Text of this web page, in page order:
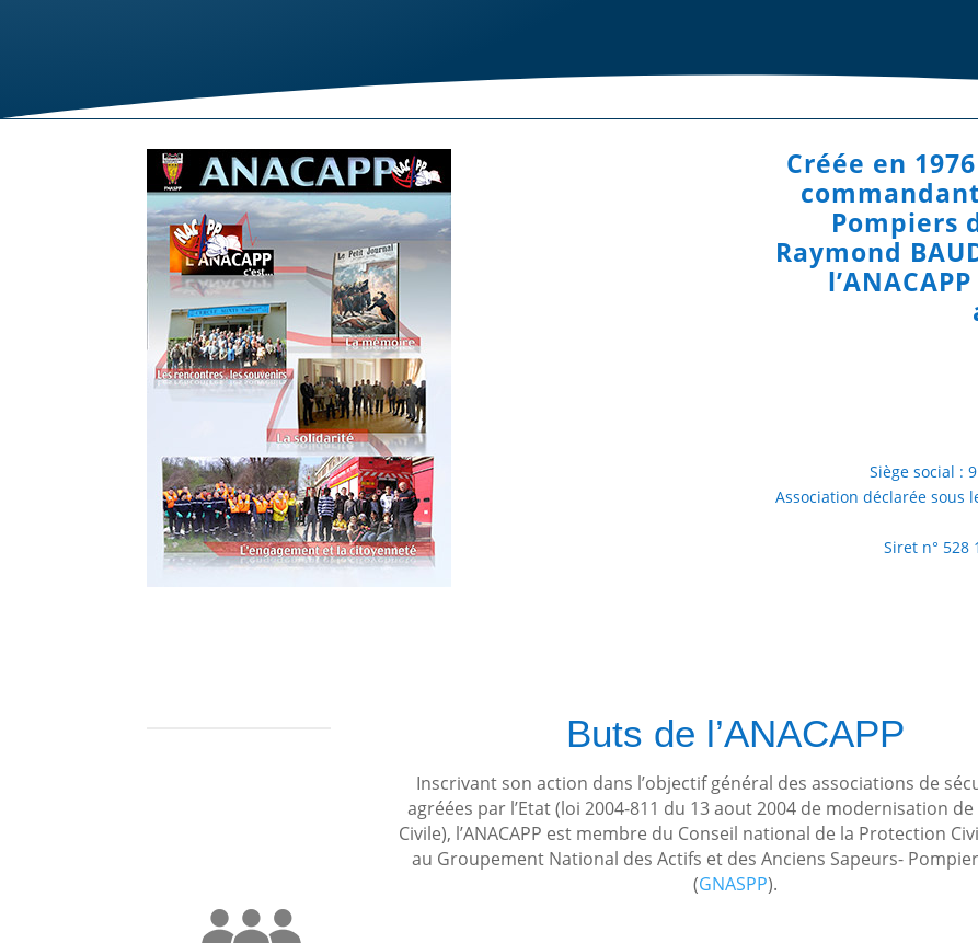
Créée en
Pompiers
Raymond
Siège social :
Association déclarée sous
Siret n° 528
Buts de l’ANACAPP
Inscrivant son action dans l’objectif général des associations de
agréées par l’Etat (loi 2004-811 du 13 aout 2004 de modernisation
Civile), l’ANACAPP est membre du Conseil national de la Protection
au Groupement National des Actifs et des Anciens Sapeurs-
(GNASPP).